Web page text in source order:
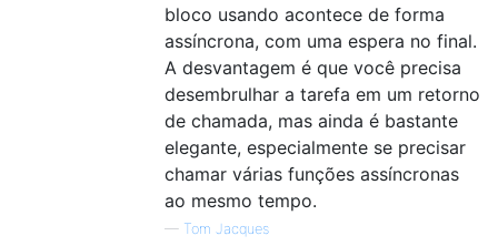
catch
(Exception e)
{
                synch
. InnerException = e
throw;
}
finally
EndMessageLoop
}
}, null);
bloco usando acontece de forma
assíncrona, com uma espera no final.
A desvantagem é que você precisa
desembrulhar a tarefa em um retorno
de chamada, mas ainda é bastante
elegante, especialmente se precisar
chamar várias funções assíncronas
ao mesmo tempo.
— Tom Jacques